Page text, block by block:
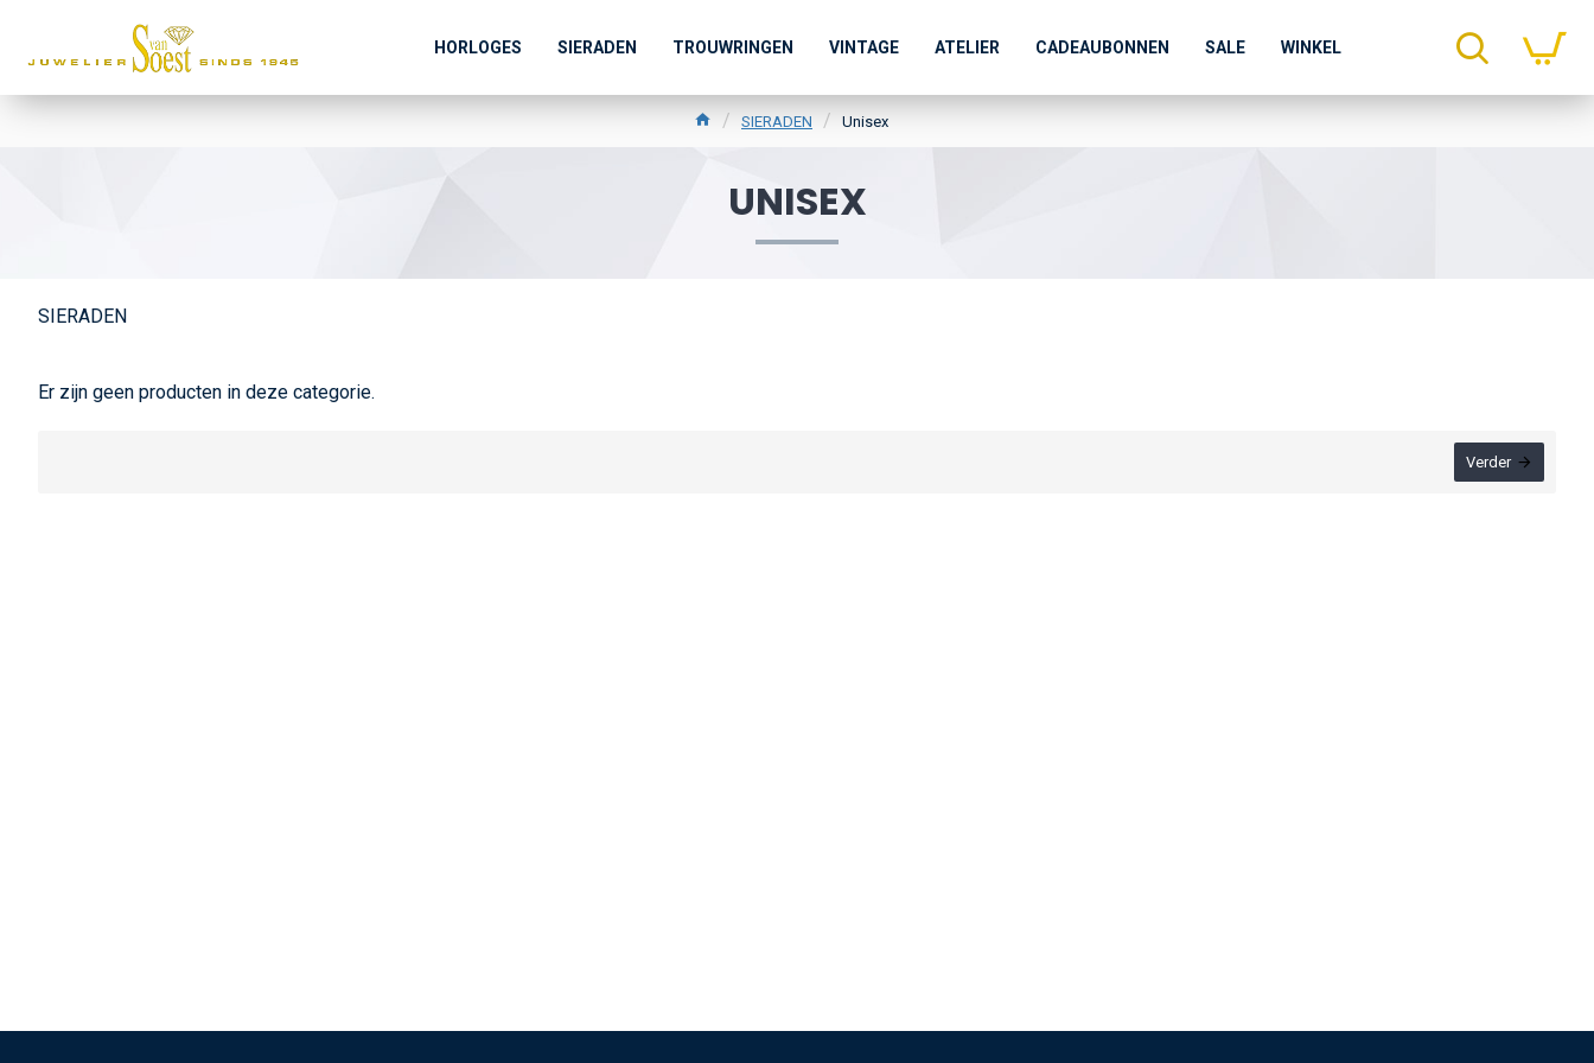
HORLOGES SIERADEN TROUWRINGEN VINTAGE ATELIER CADEAUBONNEN SALE WINKEL
SIERADEN Unisex
UNISEX
SIERADEN
Er zijn geen producten in deze categorie.
Verder